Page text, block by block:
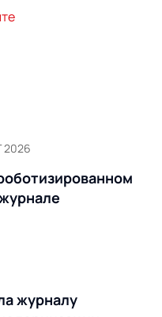
для склада
2026
журналу